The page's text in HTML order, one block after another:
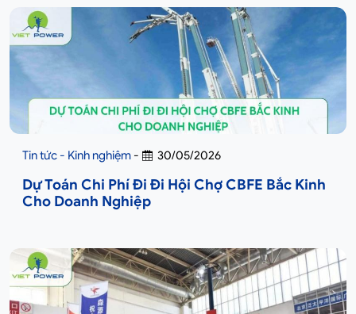
Tin tức - Kinh nghiệm - 30/05/2026
Dự Toán Chi Phí Đi Đi Hội Chợ CBFE Bắc Kinh
Cho Doanh Nghiệp